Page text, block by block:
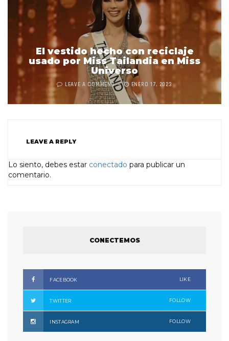
El vestido hecho con reciclaje
usado por Miss Tailandia en Miss
Universo
LEAVE A COMMENT ENERO 17, 2023
LEAVE A REPLY
Lo siento, debes estar conectado para publicar un
comentario.
CONECTEMOS
FACEBOOK LIKE
TWITTER FOLLOW
INSTAGRAM FOLLOW